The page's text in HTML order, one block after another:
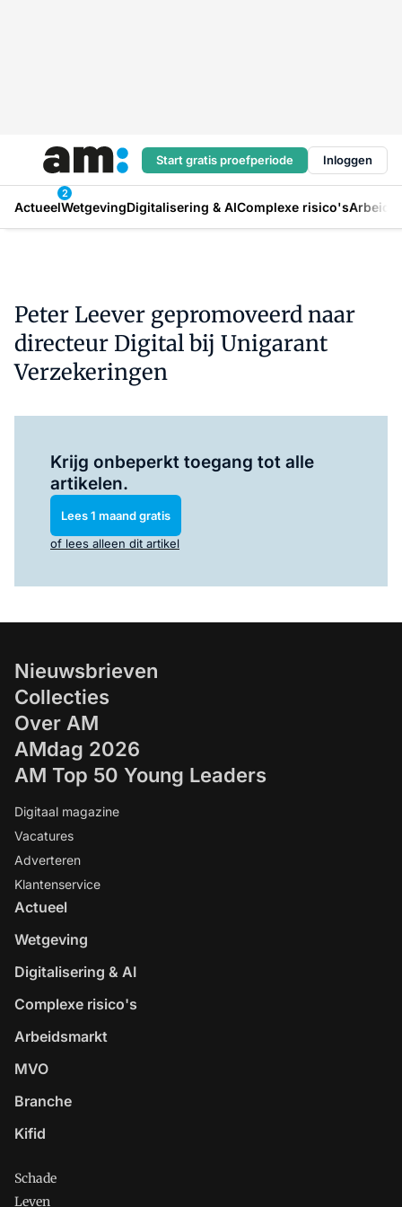
Start gratis proefperiode Inloggen
Actueel
2
WetgevingDigitalisering & AIComplexe risico's
Peter Leever gepromoveerd naar
directeur Digital bij Unigarant
Verzekeringen
Krijg onbeperkt toegang tot alle
artikelen.
Lees 1 maand gratis
of lees alleen dit artikel
Nieuwsbrieven
Collecties
Over AM
AMdag 2026
AM Top 50 Young Leaders
Digitaal magazine
Vacatures
Adverteren
Klantenservice
Actueel
Wetgeving
Digitalisering & AI
Complexe risico's
Arbeidsmarkt
MVO
Branche
Kifid
Schade
Leven